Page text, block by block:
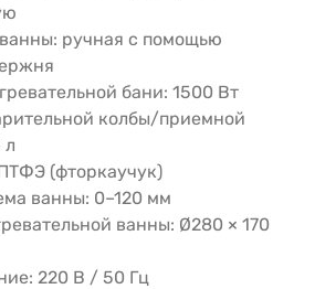
ручная с помощью
бани: 1500 Вт
колбы/приемной
л
(фторкаучук)
ванны: 0–120 мм
ванны: Ø280 × 170
220 В / 50 Гц